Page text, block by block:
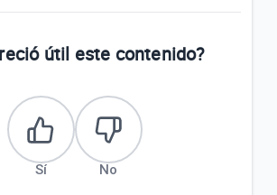
útil este contenido?
Sí No